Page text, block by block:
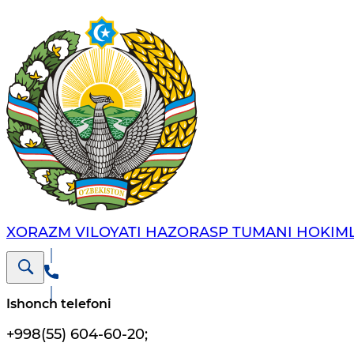
XORAZM VILOYATI HAZORASP TUMANI
Ishonch telefoni
+998(55) 604-60-20;